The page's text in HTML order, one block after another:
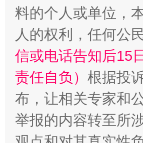
料的个人或单位，
人的权利，任何公
信或电话告知后15
责任自负） 根据投
布，让相关专家和
举报的内容转至所